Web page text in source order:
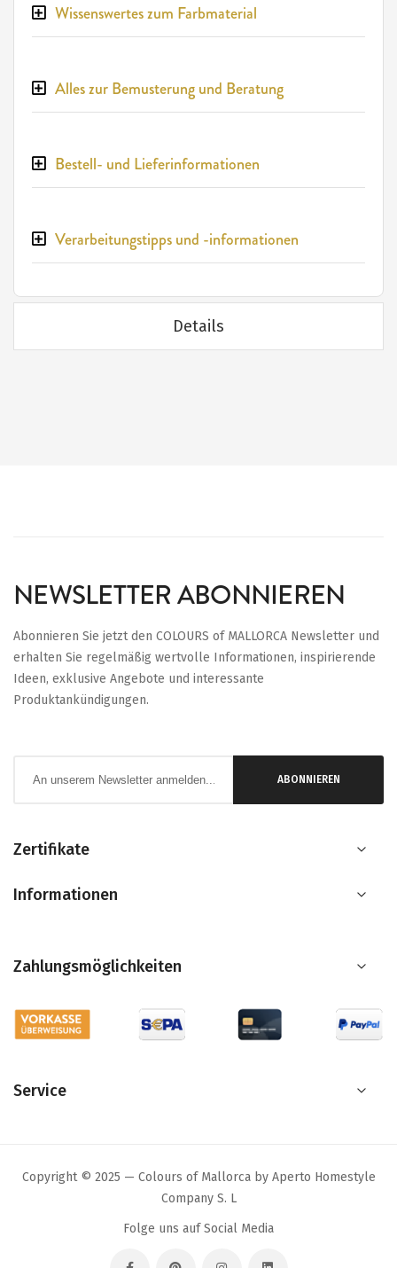
Wissenswertes zum Farbmaterial
Alles zur Bemusterung und Beratung
Bestell- und Lieferinformationen
Verarbeitungstipps und -informationen
Details
NEWSLETTER ABONNIEREN
Abonnieren Sie jetzt den COLOURS of MALLORCA Newsletter und
erhalten Sie regelmäßig wertvolle Informationen, inspirierende
Ideen, exklusive Angebote und interessante
Produktankündigungen.
ABONNIEREN
Zertifikate
Informationen
Zahlungsmöglichkeiten
Service
Copyright © 2025 — Colours of Mallorca by Aperto Homestyle
Company S. L
Folge uns auf Social Media